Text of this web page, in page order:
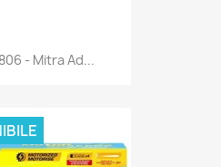
- Mitra Ad...